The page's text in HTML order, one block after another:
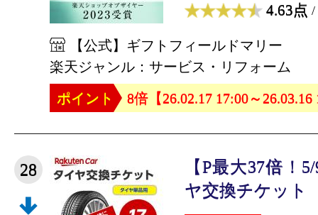
4.63点 /
【公式】ギフトフィールドマリー
楽天ジャンル：サービス・リフォーム
ポイント
8倍【26.02.17 17:00～26.03.16
28
【P最大37倍！
ヤ交換チケット